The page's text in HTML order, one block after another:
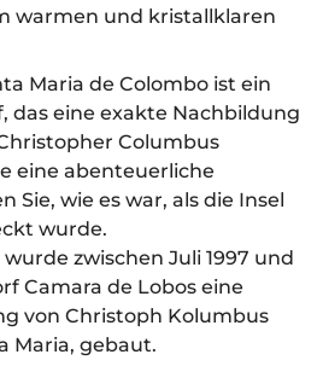
warmen und kristallklaren
Maria de Colombo ist ein
das eine exakte Nachbildung
Columbus
eine abenteuerliche
Sie, wie es war, als die Insel
wurde.
zwischen Juli 1997 und
Camara de Lobos eine
von Christoph Kolumbus
Maria, gebaut.